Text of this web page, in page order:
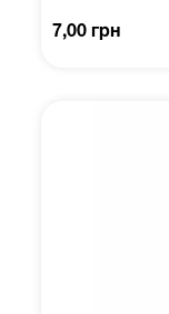
7,00 грн